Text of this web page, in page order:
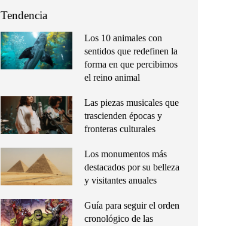
Tendencia
Los 10 animales con
sentidos que redefinen la
forma en que percibimos
el reino animal
Las piezas musicales que
trascienden épocas y
fronteras culturales
Los monumentos más
destacados por su belleza
y visitantes anuales
Guía para seguir el orden
cronológico de las